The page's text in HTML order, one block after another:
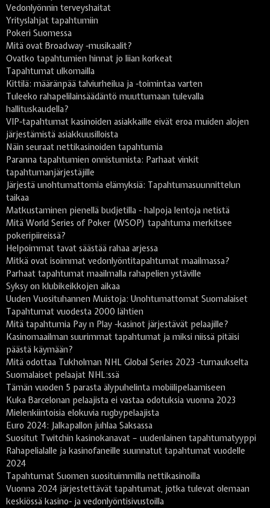
Vedonlyönnin terveyshaitat
Yrityslahjat tapahtumiin
Pokeri Suomessa
Mitä ovat Broadway -musikaalit?
Ovatko tapahtumien hinnat jo liian korkeat
Tapahtumat ulkomailla
Kittilä: määränpää talviurheilua ja -toimintaa varten
Tuleeko rahapelilainsäädäntö muuttumaan tulevalla
hallituskaudella?
VIP-tapahtumat kasinoiden asiakkaille eivät eroa muiden alojen
järjestämistä asiakkuusilloista
Näin seuraat nettikasinoiden tapahtumia
Paranna tapahtumien onnistumista: Parhaat vinkit
tapahtumanjärjestäjille
Järjestä unohtumattomia elämyksiä: Tapahtumasuunnittelun
taikaa
Matkustaminen pienellä budjetilla - halpoja lentoja netistä
Mitä World Series of Poker (WSOP) tapahtuma merkitsee
pokeripiireissä?
Helpoimmat tavat säästää rahaa arjessa
Mitkä ovat isoimmat vedonlyöntitapahtumat maailmassa?
Parhaat tapahtumat maailmalla rahapelien ystäville
Syksy on klubikeikkojen aikaa
Uuden Vuosituhannen Muistoja: Unohtumattomat Suomalaiset
Tapahtumat vuodesta 2000 lähtien
Mitä tapahtumia Pay n Play -kasinot järjestävät pelaajille?
Kasinomaailman suurimmat tapahtumat ja miksi niissä pitäisi
päästä käymään?
Mitä odottaa Tukholman NHL Global Series 2023 -turnaukselta
Suomalaiset pelaajat NHL:ssä
Tämän vuoden 5 parasta älypuhelinta mobiilipelaamiseen
Kuka Barcelonan pelaajista ei vastaa odotuksia vuonna 2023
Mielenkiintoisia elokuvia rugbypelaajista
Euro 2024: Jalkapallon juhlaa Saksassa
Suositut Twitchin kasinokanavat – uudenlainen tapahtumatyyppi
Rahapelialalle ja kasinofaneille suunnatut tapahtumat vuodelle
2024
Tapahtumat Suomen suosituimmilla nettikasinoilla
Vuonna 2024 järjestettävät tapahtumat, jotka tulevat olemaan
keskiössä kasino- ja vedonlyöntisivustoilla